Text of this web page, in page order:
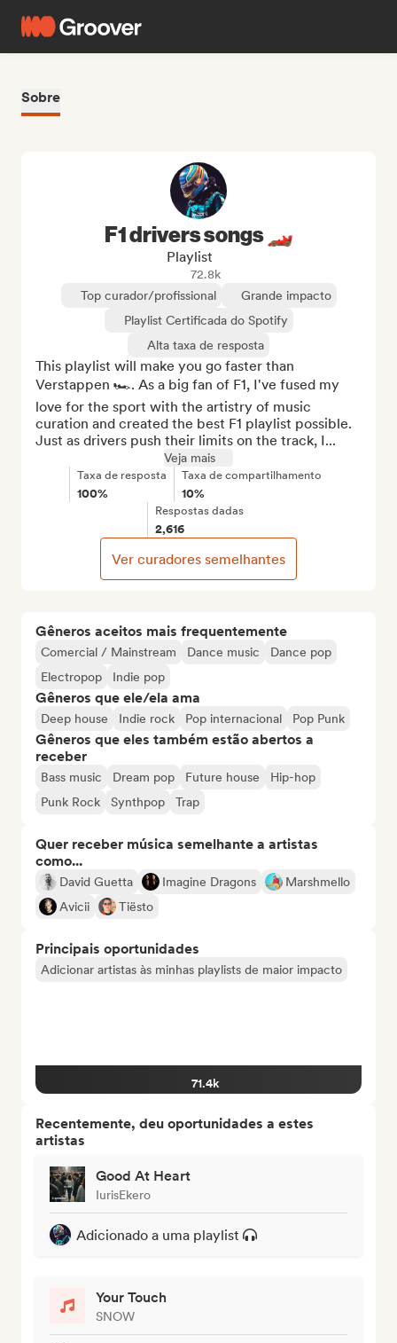
Sobre
Gêneros aceitos mais frequentemente
Comercial / Mainstream Dance music
Dance pop
Electropop
Indie pop
Gêneros que ele/ela ama
Deep house Indie rock Pop internacional Pop Punk
Gêneros que eles também estão abertos a
receber
Bass music Dream pop Future house
Hip-hop
Punk Rock
Synthpop Trap
Quer receber música semelhante a artistas
como...
David Guetta Imagine Dragons
Marshmello
Avicii
Tiësto
Principais oportunidades
Adicionar artistas às minhas playlists de maior impacto
71.4k
Recentemente, deu oportunidades a estes
artistas
Good At Heart
IurisEkero
Adicionado a uma playlist
Your Touch
SNOW
F1 drivers songs 🏎️
Playlist
72.8k
Top curador/profissional
Grande impacto
Playlist Certificada do Spotify
Alta taxa de resposta
This playlist will make you go faster than
Verstappen 🏎️. As a big fan of F1, I've fused my
love for the sport with the artistry of music
curation and created the best F1 playlist possible.
Just as drivers push their limits on the track, I...
Veja mais
Taxa de resposta
100%
Taxa de compartilhamento
10%
Respostas dadas
2,616
Ver curadores semelhantes